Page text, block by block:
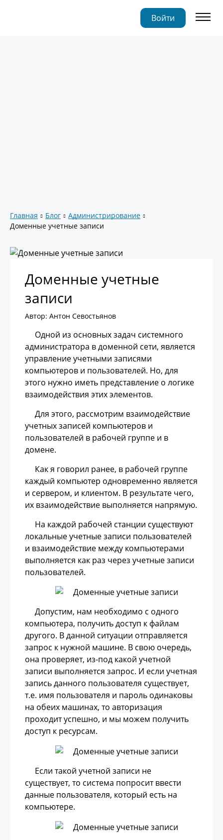
Войти
Главная Блог
Администрирование
Доменные учетные записи
Доменные учетные
записи
Автор: Антон Севостьянов
Одной из основных задач системного
администратора в доменной сети, является
управление учетными записями
компьютеров и пользователей. Но, для
этого нужно иметь представление о логике
взаимодействия этих элементов.
Для этого, рассмотрим взаимодействие
учетных записей компьютеров и
пользователей в рабочей группе и в
домене.
Как я говорил ранее, в рабочей группе
каждый компьютер одновременно является
и сервером, и клиентом. В результате чего,
их взаимодействие выполняется напрямую.
На каждой рабочей станции существуют
локальные учетные записи пользователей
и взаимодействие между компьютерами
выполняется как раз через учетные записи
пользователей.
Допустим, нам необходимо с одного
компьютера, получить доступ к файлам
другого. В данной ситуации отправляется
запрос к нужной машине. В свою очередь,
она проверяет, из-под какой учетной
записи выполняется запрос. И если учетная
запись данного пользователя существует,
т.е. имя пользователя и пароль одинаковы
на обеих машинах, то авторизация
проходит успешно, и мы можем получить
доступ к ресурсам.
Если такой учетной записи не
существует, то система попросит ввести
данные пользователя, который есть на
компьютере.